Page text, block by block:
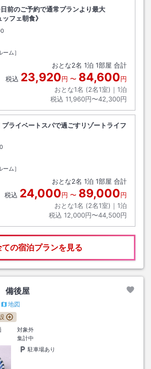
前のご予約で通常プランより最大
フェ朝食》
クアウト
ーム］
おとな2名 1泊 1部屋 合計
税込 23,920円 〜 84,600円
おとな1名 (2名1室)｜ 1泊
税込 11,960円〜42,300円
プライベートスパで過ごすリゾートライフ
クアウト
ーム］
おとな2名 1泊 1部屋 合計
税込 24,000円 〜 89,000円
おとな1名 (2名1室)｜ 1泊
税込 12,000円〜44,500円
ての宿泊プランを見る
後屋
地図
対象外
集計中
駐車場あり